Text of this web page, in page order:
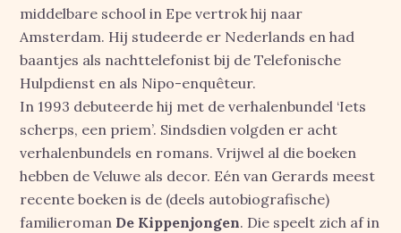
middelbare school in Epe vertrok hij naar
Amsterdam. Hij studeerde er Nederlands en had
baantjes als nachttelefonist bij de Telefonische
Hulpdienst en als Nipo-enquêteur.
In 1993 debuteerde hij met de verhalenbundel ‘Iets
scherps, een priem’. Sindsdien volgden er acht
verhalenbundels en romans. Vrijwel al die boeken
hebben de Veluwe als decor. Eén van Gerards meest
recente boeken is de (deels autobiografische)
familieroman De Kippenjongen. Die speelt zich af in